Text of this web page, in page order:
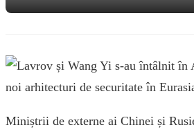
Miniștrii de externe ai Chinei și